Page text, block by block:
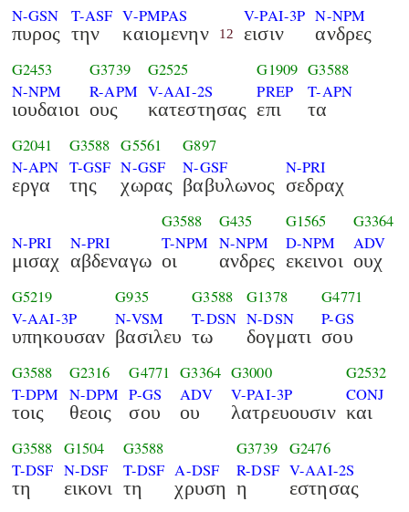
N-GSN
πυρος
T-ASF
την
V-PMPAS
καιομενην 12
V-PAI-3P
εισιν
N-NPM
ανδρες
G2453
N-NPM
ιουδαιοι
G3739
R-APM
ους
G2525
V-AAI-2S
κατεστησας
G1909
PREP
επι
G3588
T-APN
τα
G2041
N-APN
εργα
G3588
T-GSF
της
G5561
N-GSF
χωρας
G897
N-GSF
βαβυλωνος
N-PRI
σεδραχ
N-PRI
μισαχ
N-PRI
αβδεναγω
G3588
T-NPM
οι
G435
N-NPM
ανδρες
G1565
D-NPM
εκεινοι
G3364
ADV
ουχ
G5219
V-AAI-3P
υπηκουσαν
G935
N-VSM
βασιλευ
G3588
T-DSN
τω
G1378
N-DSN
δογματι
G4771
P-GS
σου
G3588
T-DPM
τοις
G2316
N-DPM
θεοις
G4771
P-GS
σου
G3364
ADV
ου
G3000
V-PAI-3P
λατρευουσιν
G2532
CONJ
και
G3588
T-DSF
τη
G1504
N-DSF
εικονι
G3588
T-DSF
τη
A-DSF
χρυση
G3739
R-DSF
η
G2476
V-AAI-2S
εστησας